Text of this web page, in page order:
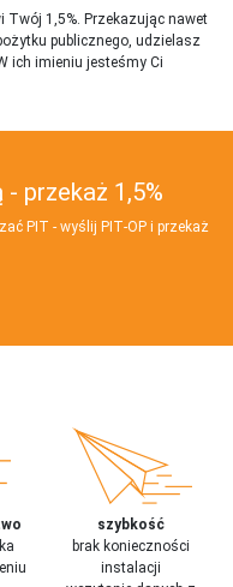
1,5%. Przekazując nawet
publicznego, udzielasz
ich imieniu jesteśmy Ci
przekaż 1,5%
PIT - wyślij PIT‑OP i przekaż
szybkość
brak konieczności
instalacji